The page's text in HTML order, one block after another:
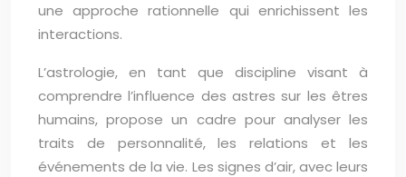
une approche rationnelle qui enrichissent les
interactions.
L’astrologie, en tant que discipline visant à
comprendre l’influence des astres sur les êtres
humains, propose un cadre pour analyser les
traits de personnalité, les relations et les
événements de la vie. Les signes d’air, avec leurs